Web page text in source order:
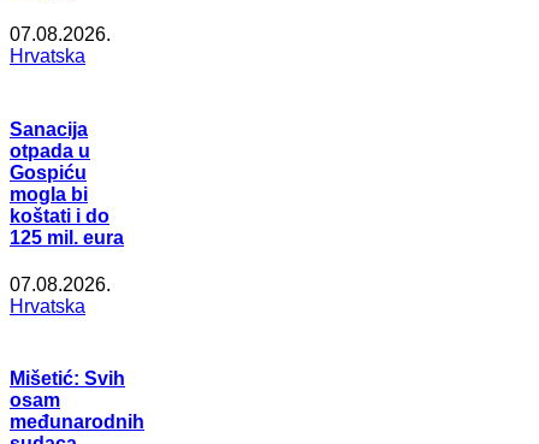
07.08.2026.
Hrvatska
Sanacija
otpada u
Gospiću
mogla bi
koštati i do
125 mil. eura
07.08.2026.
Hrvatska
Mišetić: Svih
osam
međunarodnih